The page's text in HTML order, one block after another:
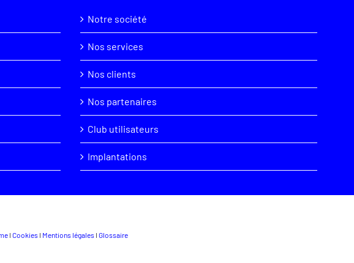
Notre société
Nos services
Nos clients
Nos partenaires
Club utilisateurs
Implantations
I CookiesI Mentions légalesI Glossaire